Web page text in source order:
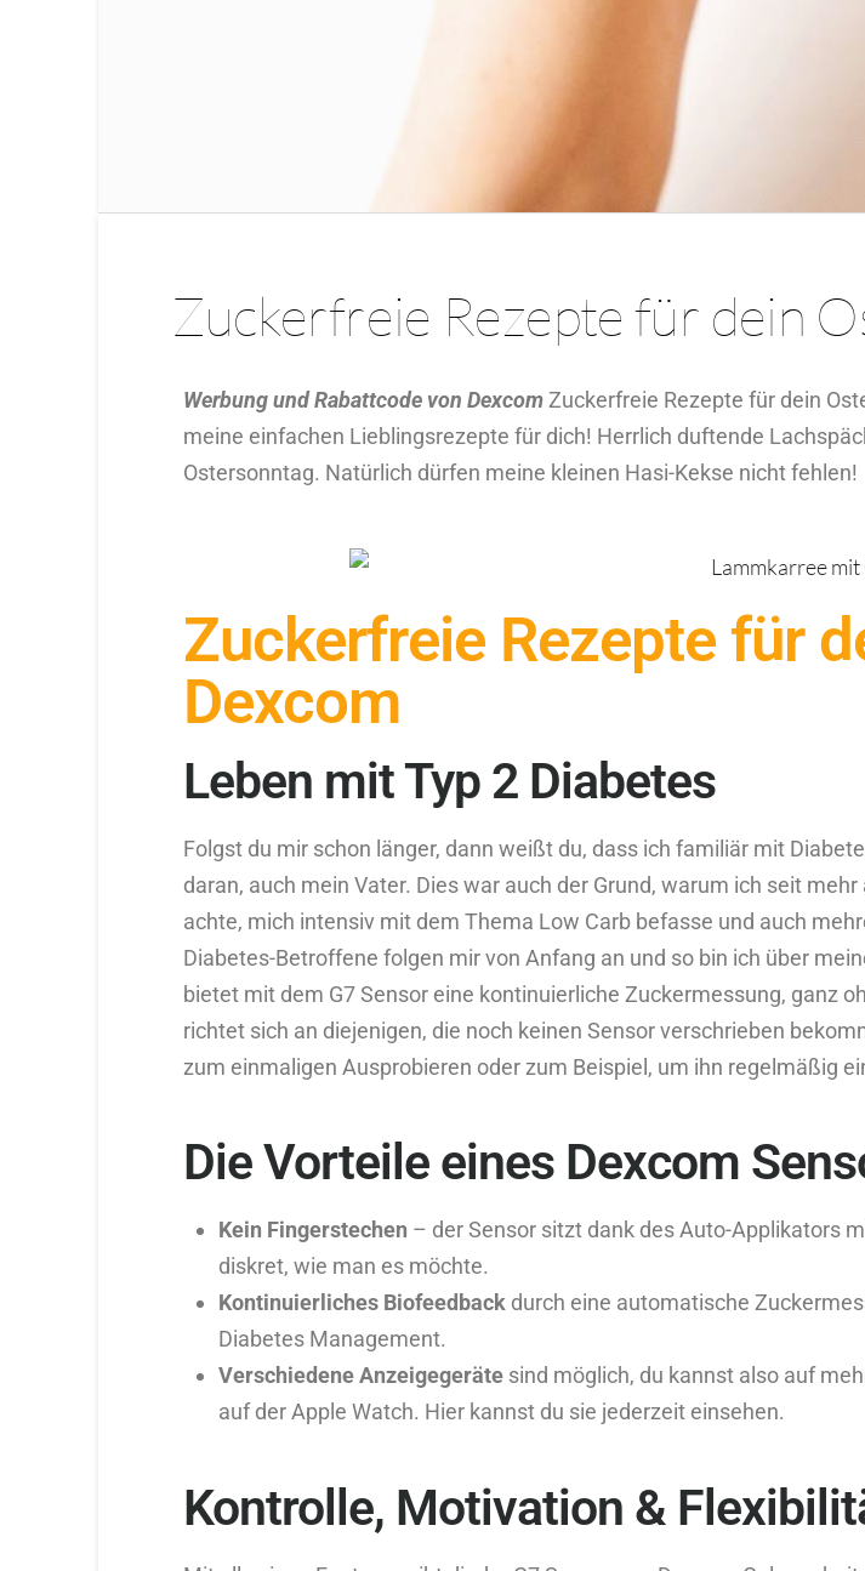
Zuckerfreie Rezepte für dein
Werbung und Rabattcode von DexcomZuckerfreie Rezepte für dein
meine einfachen Lieblingsrezepte für dich! Herrlich duftende
Ostersonntag. Natürlich dürfen meine kleinen Hasi-Kekse nicht fehlen!
Zuckerfreie Rezepte für
Dexcom
Leben mit Typ 2 Diabetes
Folgst du mir schon länger, dann weißt du, dass ich familiär mit
daran, auch mein Vater. Dies war auch der Grund, warum ich seit
achte, mich intensiv mit dem Thema Low Carb befasse und auch
Diabetes-Betroffene folgen mir von Anfang an und so bin ich über
bietet mit dem G7 Sensor eine kontinuierliche Zuckermessung, ganz
richtet sich an diejenigen, die noch keinen Sensor verschrieben
zum einmaligen Ausprobieren oder zum Beispiel, um ihn regelmäßig
Die Vorteile eines Dexcom
Kein Fingerstechen – der Sensor sitzt dank des Auto-Applikators
diskret, wie man es möchte.
Kontinuierliches Biofeedback durch eine automatische
Diabetes Management.
Verschiedene Anzeigegeräte sind möglich, du kannst also auf
auf der Apple Watch. Hier kannst du sie jederzeit einsehen.
Kontrolle, Motivation &